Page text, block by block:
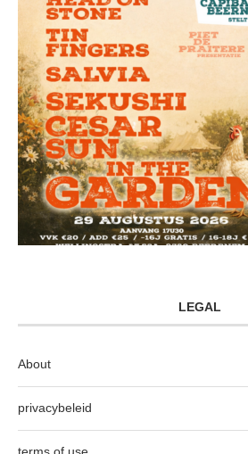
LEGAL
About
privacybeleid